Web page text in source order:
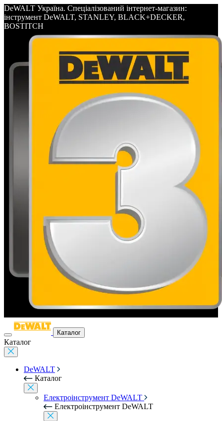
DeWALT Україна. Спеціалізований інтернет-магазин:
інструмент DeWALT, STANLEY, BLACK+DECKER,
BOSTITCH
Каталог
Каталог
DeWALT
Каталог
Електроінструмент DeWALT
Електроінструмент DeWALT